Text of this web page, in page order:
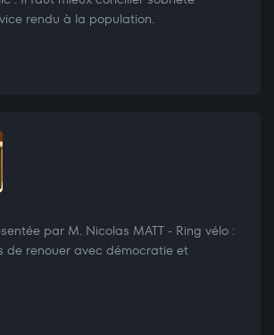
rendu à la population.
par M. Nicolas MATT - Ring vélo :
de renouer avec démocratie et